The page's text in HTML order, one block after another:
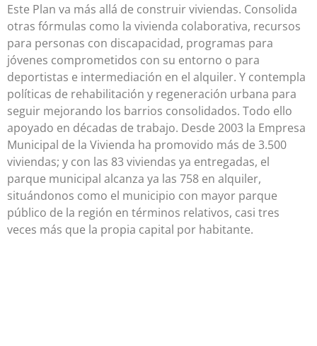
Este Plan va más allá de construir viviendas. Consolida
otras fórmulas como la vivienda colaborativa, recursos
para personas con discapacidad, programas para
jóvenes comprometidos con su entorno o para
deportistas e intermediación en el alquiler. Y contempla
políticas de rehabilitación y regeneración urbana para
seguir mejorando los barrios consolidados. Todo ello
apoyado en décadas de trabajo. Desde 2003 la Empresa
Municipal de la Vivienda ha promovido más de 3.500
viviendas; y con las 83 viviendas ya entregadas, el
parque municipal alcanza ya las 758 en alquiler,
situándonos como el municipio con mayor parque
público de la región en términos relativos, casi tres
veces más que la propia capital por habitante.